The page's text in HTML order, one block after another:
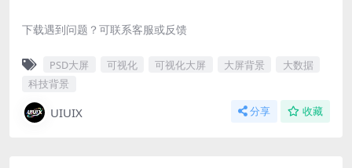
下载遇到问题？可联系客服或反馈
PSD大屏 可视化 可视化大屏 大屏背景
大数据
科技背景
UIUIX 分享 收藏